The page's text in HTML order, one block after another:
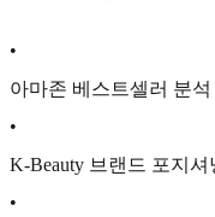
•
아마존 베스트셀러 분석
•
K-Beauty 브랜드 포지셔
•